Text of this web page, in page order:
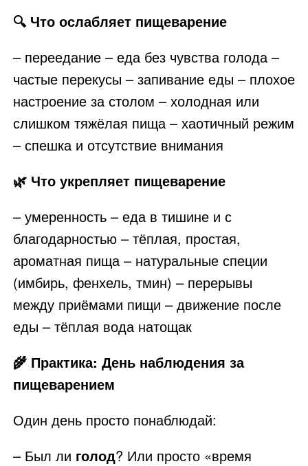
🔍 Что ослабляет пищеварение
– переедание – еда без чувства голода –
частые перекусы – запивание еды – плохое
настроение за столом – холодная или
слишком тяжёлая пища – хаотичный режим
– спешка и отсутствие внимания
🌿 Что укрепляет пищеварение
– умеренность – еда в тишине и с
благодарностью – тёплая, простая,
ароматная пища – натуральные специи
(имбирь, фенхель, тмин) – перерывы
между приёмами пищи – движение после
еды – тёплая вода натощак
🌾 Практика: День наблюдения за
пищеварением
Один день просто понаблюдай:
– Был ли голод? Или просто «время